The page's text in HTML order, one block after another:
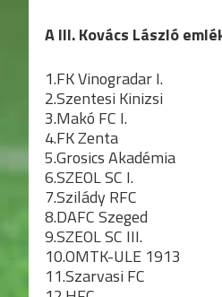
A III. Kovács László
1.FK Vinogradar I.
2.Szentesi Kinizsi
3.Makó FC I.
4.FK Zenta
5.Grosics Akadémia
6.SZEOL SC I.
7.Szilády RFC
8.DAFC Szeged
9.SZEOL SC III.
10.OMTK-ULE 1913
11.Szarvasi FC